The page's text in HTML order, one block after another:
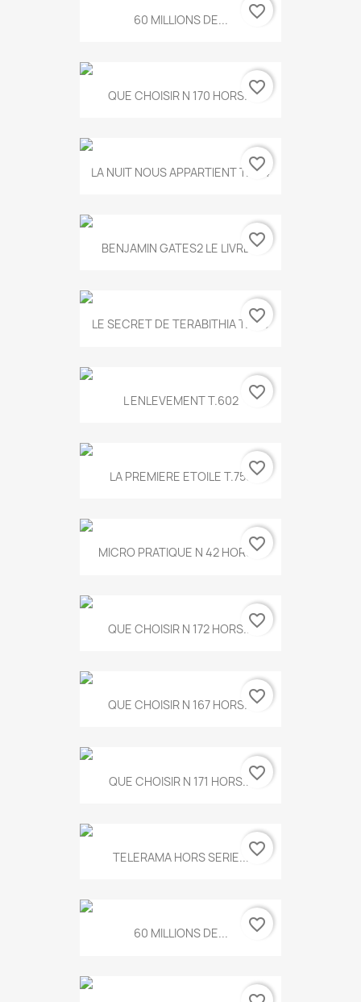
60 MILLIONS DE... favorite_border
QUE CHOISIR N 170 HORS...favorite_border
LA NUIT NOUS APPARTIENT T.634
favorite_border
BENJAMIN GATES2 LE LIVRE...
favorite_border
LE SECRET DE TERABITHIA T.560
favorite_border
L ENLEVEMENT T.602 favorite_border
LA PREMIERE ETOILE T.755favorite_border
MICRO PRATIQUE N 42 HORS...
favorite_border
QUE CHOISIR N 172 HORS...favorite_border
QUE CHOISIR N 167 HORS...favorite_border
QUE CHOISIR N 171 HORS...favorite_border
TELERAMA HORS SERIE...favorite_border
60 MILLIONS DE... favorite_border